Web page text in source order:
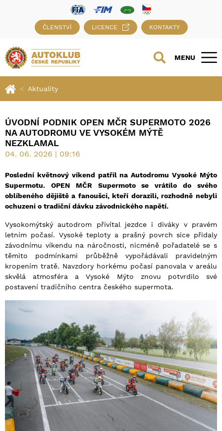
ČLENSTVÍ LICENCE KONTAKTY
MENU
Aktuality
ÚVODNÍ PODNIK OPEN MČR SUPERMOTO 2026
NA AUTODROMU VE VYSOKÉM MÝTĚ
NEZKLAMAL
04. 06. 2026 | 09:16
Poslední květnový víkend patřil na Autodromu Vysoké Mýto
Supermotu. OPEN MČR Supermoto se vrátilo do svého
oblíbeného dějiště a fanoušci, kteří dorazili, rozhodně nebyli
ochuzeni o tradiční dávku závodnického napětí.
Vysokomýtský autodrom přivítal jezdce i diváky v pravém
letním počasí. Vysoké teploty a prašný povrch sice přidaly
závodnímu víkendu na náročnosti, nicméně pořadatelé se s
těmito podmínkami průběžně vypořádávali pravidelným
kropením tratě. Navzdory horkému počasí panovala v areálu
skvělá atmosféra a Vysoké Mýto znovu potvrdilo své
postavení tradičního centra českého supermota.